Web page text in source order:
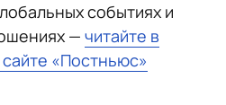
событиях и
— читайте в
«Постньюс»